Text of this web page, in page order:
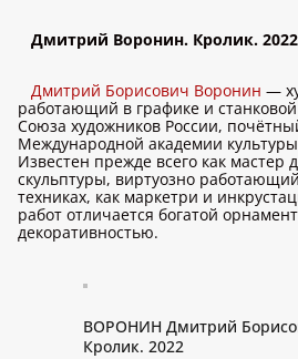
Дмитрий Воронин. Кролик. 2022
Дмитрий Борисович Воронин —
работающий в графике и станковой
Союза художников России,
Международной академии культуры
Известен прежде всего как мастер
скульптуры, виртуозно
техниках, как маркетри и
работ отличается богатой
декоративностью.
ВОРОНИН Дмитрий
Кролик. 2022